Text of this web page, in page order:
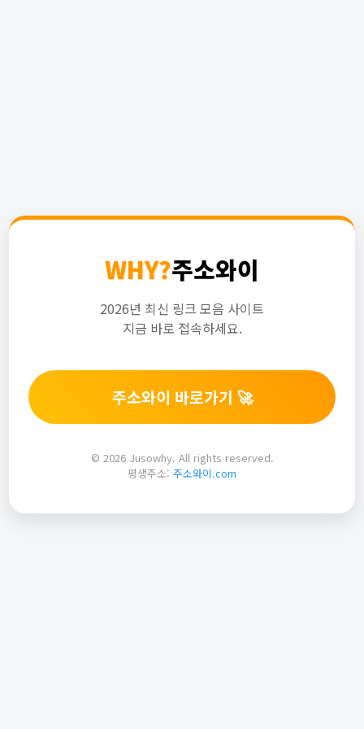
WHY?주소와이
2026년 최신 링크 모음 사이트
지금 바로 접속하세요.
주소와이 바로가기 🚀
© 2026 Jusowhy. All rights reserved.
평생주소: 주소와이.com